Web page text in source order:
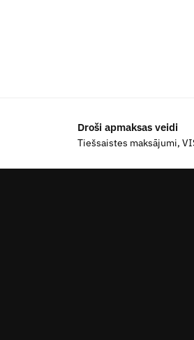
Droši apmaksas veidi
Tiešsaistes maksājumi,